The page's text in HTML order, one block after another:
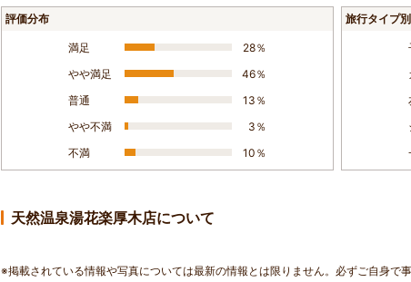
評価分布
満足
28％
やや満足
46％
普通
13％
やや不満
3％
不満
10％
旅行タイプ
天然温泉湯花楽厚木店について
※掲載されている情報や写真については最新の情報とは限りません。必ずご自身で